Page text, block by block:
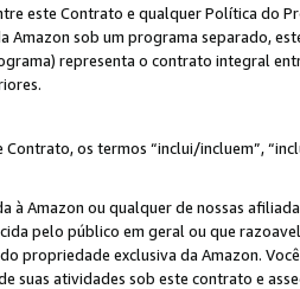
este Contrato e qualquer Política do
Amazon sob um programa separado,
representa o contrato integral
os termos “inclui/incluem”,
à Amazon ou qualquer de nossas
pelo público em geral ou que
propriedade exclusiva da Amazon.
suas atividades sob este contrato e